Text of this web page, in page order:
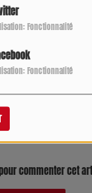
Fonctionnalité
Fonctionnalité
Des propos
joueuse de
commenter cet